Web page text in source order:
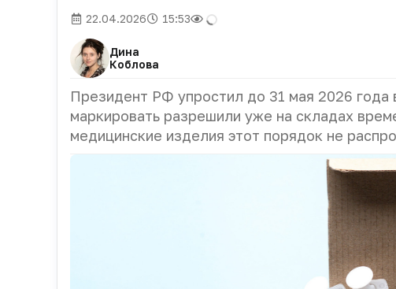
22.04.2026 15:53
Дина
Коблова
Президент РФ упростил до 31 мая 2026
маркировать разрешили уже на складах
медицинские изделия этот порядок не